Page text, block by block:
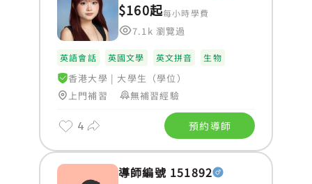
$160起每小時學費
7.1k 瀏覽過
英語會話 英國文學 英文拼音 生物
香港大學 | 大學生（學位）
上門補習
無補習經驗
4 預約導師
導師編號 151892